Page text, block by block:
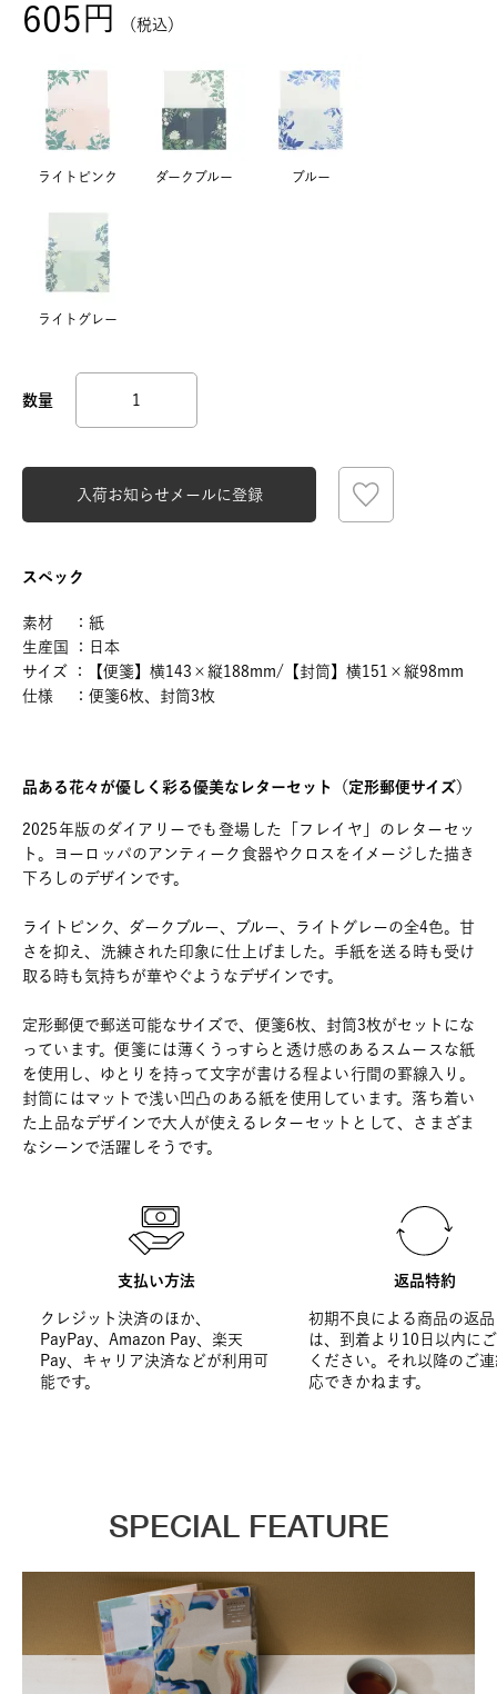
605 税込
ライトピンク ダークブルー ブルー
ライトグレー
入荷お知らせメールに登録
スペック
素材 ：紙
生産国 ：日本
サイズ ：【便箋】横143×縦188mm/【封筒】横151×縦98mm
仕様 ：便箋6枚、封筒3枚
品ある花々が優しく彩る優美なレターセット（定形郵便サイズ）
2025年版のダイアリーでも登場した「フレイヤ」のレターセッ
ト。ヨーロッパのアンティーク食器やクロスをイメージした描き
下ろしのデザインです。
ライトピンク、ダークブルー、ブルー、ライトグレーの全4色。甘
さを抑え、洗練された印象に仕上げました。手紙を送る時も受け
取る時も気持ちが華やぐようなデザインです。
定形郵便で郵送可能なサイズで、便箋6枚、封筒3枚がセットにな
っています。便箋には薄くうっすらと透け感のあるスムースな紙
を使用し、ゆとりを持って文字が書ける程よい行間の罫線入り。
封筒にはマットで浅い凹凸のある紙を使用しています。落ち着い
た上品なデザインで大人が使えるレターセットとして、さまざま
なシーンで活躍しそうです。
支払い方法
クレジット決済のほか、
PayPay、Amazon Pay、楽天
Pay、キャリア決済などが利用可
能です。
返品特約
初期不良による商品の返
は、到着より10日以内に
ください。それ以降のご
応できかねます。
SPECIAL FEATURE